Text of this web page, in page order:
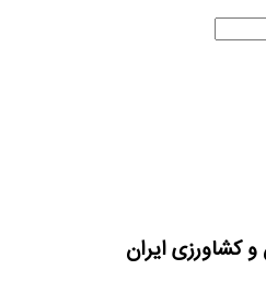
و کشاورزی ایران